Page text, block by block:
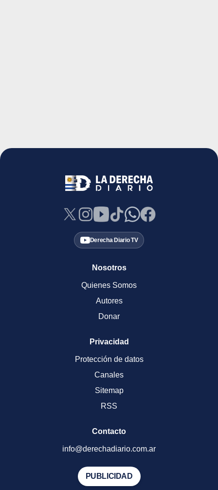
Derecha Diario TV
Nosotros
Quienes Somos
Autores
Donar
Privacidad
Protección de datos
Canales
Sitemap
RSS
Contacto
info@derechadiario.com.ar
PUBLICIDAD